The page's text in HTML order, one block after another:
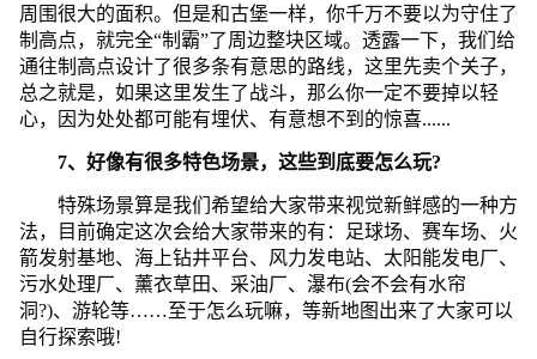
周围很大的面积。但是和古堡一样，你千万不要以为守住了
制高点，就完全“制霸”了周边整块区域。透露一下，我们给
通往制高点设计了很多条有意思的路线，这里先卖个关子，
总之就是，如果这里发生了战斗，那么你一定不要掉以轻
心，因为处处都可能有埋伏、有意想不到的惊喜......
7、好像有很多特色场景，这些到底要怎么玩?
特殊场景算是我们希望给大家带来视觉新鲜感的一种方
法，目前确定这次会给大家带来的有：足球场、赛车场、火
箭发射基地、海上钻井平台、风力发电站、太阳能发电厂、
污水处理厂、薰衣草田、采油厂、瀑布(会不会有水帘
洞?)、游轮等……至于怎么玩嘛，等新地图出来了大家可以
自行探索哦!